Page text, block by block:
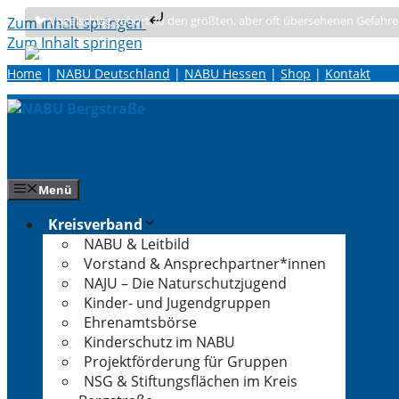
Zum Inhalt springen
Zum Inhalt springen
Home | NABU Deutschland | NABU Hessen | Shop | Kontakt
🐦 Vogelschlag gehört zu den größten, aber oft übersehenen
Menü
Kreisverband
NABU & Leitbild
Vorstand & Ansprechpartner*innen
NAJU – Die Naturschutzjugend
Kinder- und Jugendgruppen
Ehrenamtsbörse
Kinderschutz im NABU
Projektförderung für Gruppen
NSG & Stiftungsflächen im Kreis